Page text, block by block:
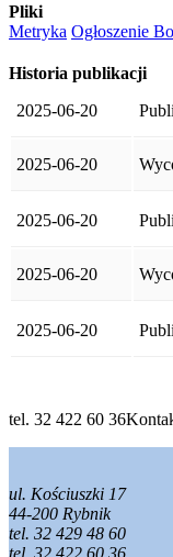
Pliki
Metryka Ogłoszenie
Historia publikacji
2025-06-20
2025-06-20
2025-06-20
2025-06-20
2025-06-20
tel. 32 422 60 36
ul. Kościuszki 17
44-200 Rybnik
tel. 32 429 48 60
tel. 32 422 60 36